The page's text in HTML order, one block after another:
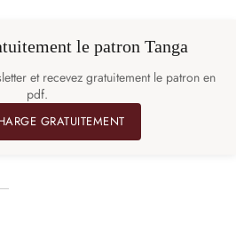
le patron Tanga
et recevez gratuitement le patron en
pdf.
GRATUITEMENT